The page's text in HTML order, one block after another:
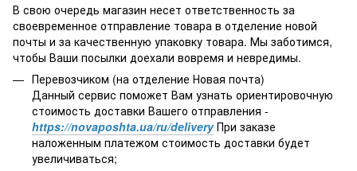
В свою очередь магазин несет ответственность за
своевременное отправление товара в отделение новой
почты и за качественную упаковку товара. Мы заботимся,
чтобы Ваши посылки доехали вовремя и невредимы.
Перевозчиком (на отделение Новая почта)
Данный сервис поможет Вам узнать ориентировочную
стоимость доставки Вашего отправления -
https://novaposhta.ua/ru/deliveryПри заказе
наложенным платежом стоимость доставки будет
увеличиваться;